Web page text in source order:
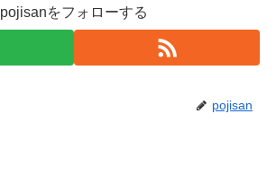
pojisanをフォローする
pojisan